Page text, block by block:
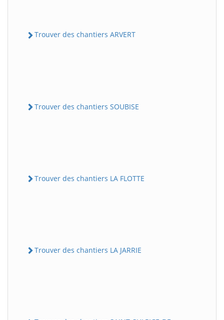
Trouver des chantiers ARVERT
Trouver des chantiers SOUBISE
Trouver des chantiers LA FLOTTE
Trouver des chantiers LA JARRIE